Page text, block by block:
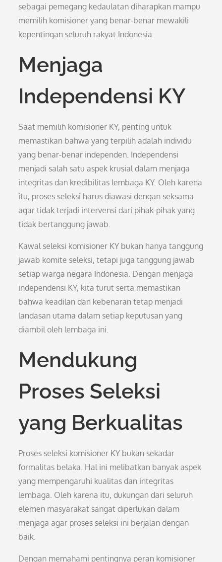
sebagai pemegang kedaulatan diharapkan mampu
memilih komisioner yang benar-benar mewakili
kepentingan seluruh rakyat Indonesia.
Menjaga
Independensi KY
Saat memilih komisioner KY, penting untuk
memastikan bahwa yang terpilih adalah individu
yang benar-benar independen. Independensi
menjadi salah satu aspek krusial dalam menjaga
integritas dan kredibilitas lembaga KY. Oleh karena
itu, proses seleksi harus diawasi dengan seksama
agar tidak terjadi intervensi dari pihak-pihak yang
tidak bertanggung jawab.
Kawal seleksi komisioner KY bukan hanya tanggung
jawab komite seleksi, tetapi juga tanggung jawab
setiap warga negara Indonesia. Dengan menjaga
independensi KY, kita turut serta memastikan
bahwa keadilan dan kebenaran tetap menjadi
landasan utama dalam setiap keputusan yang
diambil oleh lembaga ini.
Mendukung
Proses Seleksi
yang Berkualitas
Proses seleksi komisioner KY bukan sekadar
formalitas belaka. Hal ini melibatkan banyak aspek
yang mempengaruhi kualitas dan integritas
lembaga. Oleh karena itu, dukungan dari seluruh
elemen masyarakat sangat diperlukan dalam
menjaga agar proses seleksi ini berjalan dengan
baik.
Dengan memahami pentingnya peran komisioner